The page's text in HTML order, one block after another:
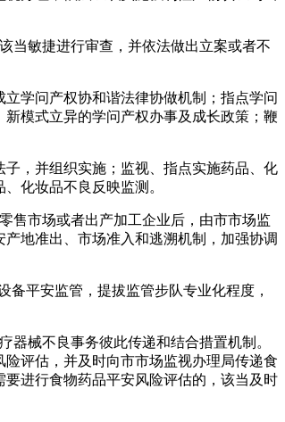
敏捷进行审查，并依法做出立案或者不
学问产权协和谐法律协做机制；指点学问
模式立异的学问产权办事及成长政策；鞭
，并组织实施；监视、指点实施药品、化
化妆品不良反映监测。
售市场或者出产加工企业后，由市市场监
地准出、市场准入和逃溯机制，加强协调
平安监管，提拔监管步队专业化程度，
械不良事务彼此传递和结合措置机制。
评估，并及时向市市场监视办理局传递食
进行食物药品平安风险评估的，该当及时